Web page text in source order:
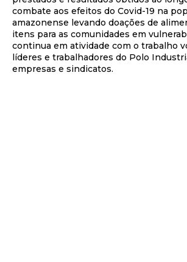
combate aos efeitos do Covid-19 na
amazonense levando doações de
itens para as comunidades em
continua em atividade com o trabalho
líderes e trabalhadores do Polo
empresas e sindicatos.